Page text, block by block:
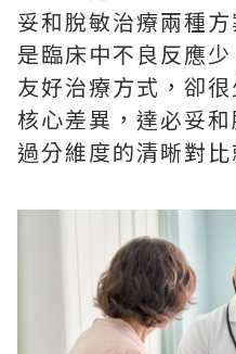
妥和脫敏治療兩種
是臨床中不良反應
友好治療方式，卻
核心差異，達必妥
過分維度的清晰對